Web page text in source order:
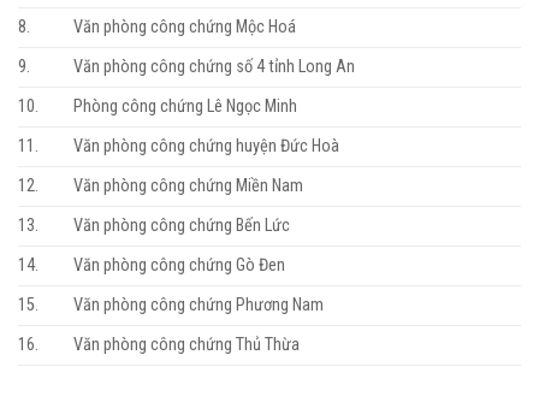
8.
Văn phòng công chứng Mộc Hoá
9.
Văn phòng công chứng số 4 tỉnh Long An
10.
Phòng công chứng Lê Ngọc Minh
11.
Văn phòng công chứng huyện Đức Hoà
12.
Văn phòng công chứng Miền Nam
13.
Văn phòng công chứng Bến Lức
14.
Văn phòng công chứng Gò Đen
15.
Văn phòng công chứng Phương Nam
16.
Văn phòng công chứng Thủ Thừa